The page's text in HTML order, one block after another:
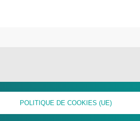
POLITIQUE DE COOKIES (UE)